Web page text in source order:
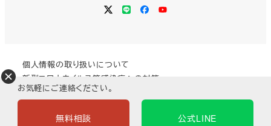
送
り
Twitter
LINEFacebook
YouTube
個人情報の取り扱いについて
新型コロナウイルス等感染症への対策
©2022 アイデア数理塾 ／ 一般社団法人Space Tweedia
お気軽にご連絡ください。
無料相談 公式LINE